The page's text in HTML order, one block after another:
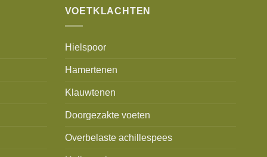
VOETKLACHTEN
Hielspoor
Hamertenen
Klauwtenen
Doorgezakte voeten
Overbelaste achillespees